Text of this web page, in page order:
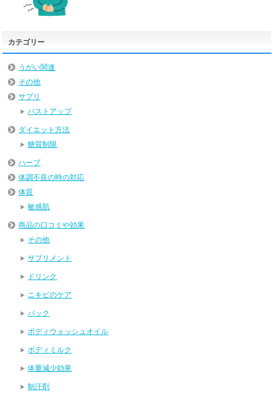
カテゴリー
うがい関連
その他
サプリ
バストアップ
ダイエット方法
糖質制限
ハーブ
体調不良の時の対応
体質
敏感肌
商品の口コミや効果
その他
サプリメント
ドリンク
ニキビのケア
パック
ボディウォッシュオイル
ボディミルク
体重減少効果
制汗剤